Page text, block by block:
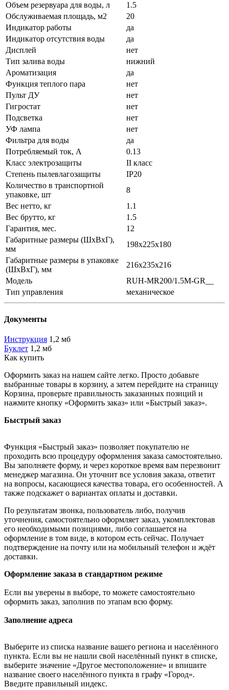
Объем резервуара для воды, л
1.5
Обслуживаемая площадь, м2
20
Индикатор работы
да
Индикатор отсутствия воды
да
Дисплей
нет
Тип залива воды
нижний
Ароматизация
да
Функция теплого пара
нет
Пульт ДУ
нет
Гигростат
нет
Подсветка
нет
УФ лампа
нет
Фильтра для воды
да
Потребляемый ток, А
0.13
Класс электрозащиты
II класс
Степень пылевлагозащиты
IP20
Количество в транспортной
упаковке, шт
8
Вес нетто, кг
1.1
Вес брутто, кг
1.5
Гарантия, мес.
12
Габаритные размеры (ШxВxГ),
мм
198x225x180
Габаритные размеры в упаковке
(ШxВxГ), мм
216x235x216
Модель
RUH-MR200/1.5M-GR__
Тип управления
механическое
Документы
Инструкция 1,2 мб
Буклет 1,2 мб
Как купить
Оформить заказ на нашем сайте легко. Просто добавьте
выбранные товары в корзину, а затем перейдите на страницу
Корзина, проверьте правильность заказанных позиций и
нажмите кнопку «Оформить заказ» или «Быстрый заказ».
Быстрый заказ
Функция «Быстрый заказ» позволяет покупателю не
проходить всю процедуру оформления заказа самостоятельно.
Вы заполняете форму, и через короткое время вам перезвонит
менеджер магазина. Он уточнит все условия заказа, ответит
на вопросы, касающиеся качества товара, его особенностей. А
также подскажет о вариантах оплаты и доставки.
По результатам звонка, пользователь либо, получив
уточнения, самостоятельно оформляет заказ, укомплектовав
его необходимыми позициями, либо соглашается на
оформление в том виде, в котором есть сейчас. Получает
подтверждение на почту или на мобильный телефон и ждёт
доставки.
Оформление заказа в стандартном режиме
Если вы уверены в выборе, то можете самостоятельно
оформить заказ, заполнив по этапам всю форму.
Заполнение адреса
Выберите из списка название вашего региона и населённого
пункта. Если вы не нашли свой населённый пункт в списке,
выберите значение «Другое местоположение» и впишите
название своего населённого пункта в графу «Город».
Введите правильный индекс.